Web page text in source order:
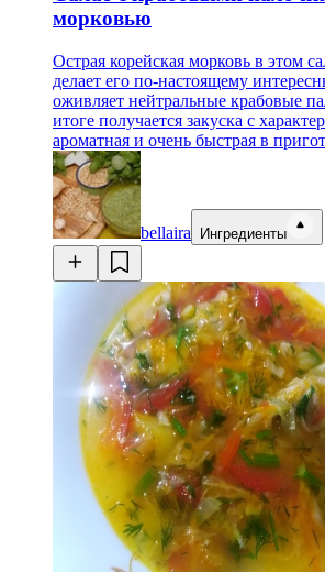
морковью
Острая корейская морковь в этом
делает его по-настоящему
оживляет нейтральные крабовые
итоге получается закуска с
ароматная и очень быстрая в
bellaira Ингредиенты